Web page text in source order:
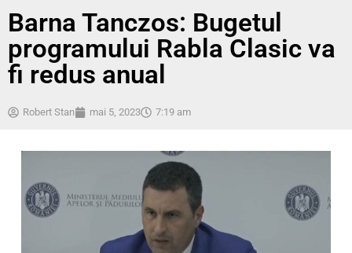
Barna Tanczos: Bugetul
programului Rabla Clasic va
fi redus anual
Robert Stan mai 5, 2023 7:19 am